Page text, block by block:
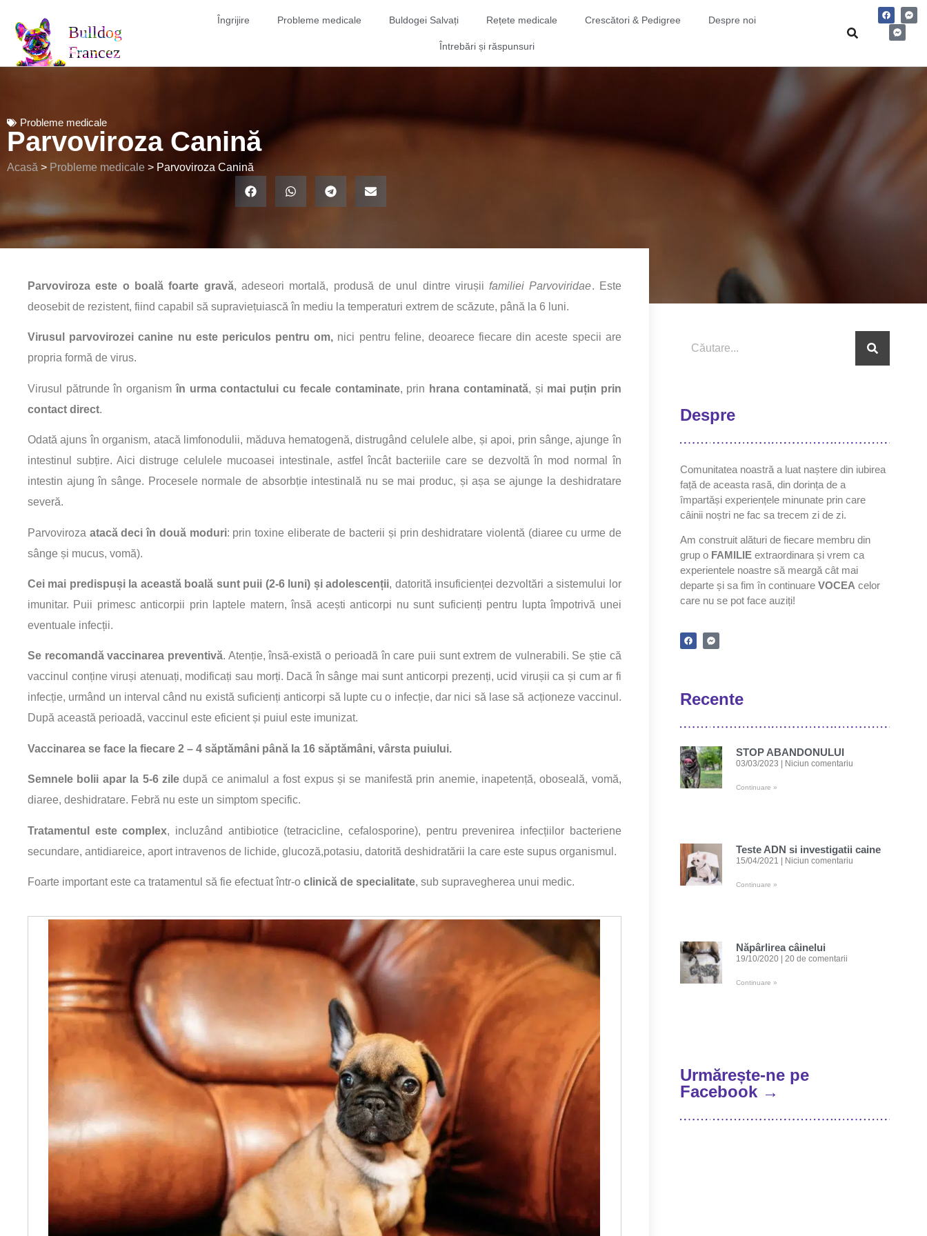
Îngrijire Probleme medicale Buldogei Salvați Rețete medicale Crescători & Pedigree Despre noi
Întrebări și răspunsuri
Probleme medicale
Parvoviroza Canină
Acasă > Probleme medicale > Parvoviroza Canină
Parvoviroza este o boală foarte gravă, adeseori mortală, produsă de unul dintre virușiifamiliei Parvoviridae. Este
deosebit de rezistent, fiind capabil să supraviețuiască în mediu la temperaturi extrem de scăzute, până la 6 luni.
Virusul parvovirozei canine nu este periculos pentru om, nici pentru feline, deoarece fiecare din aceste specii are
propria formă de virus.
Virusul pătrunde în organismîn urma contactului cu fecale contaminate, prin hrana contaminată, și mai puțin prin
contact direct.
Odată ajuns în organism, atacă limfonodulii, măduva hematogenă, distrugând celulele albe, și apoi, prin sânge, ajunge în
intestinul subțire. Aici distruge celulele mucoasei intestinale, astfel încât bacteriile care se dezvoltă în mod normal în
intestin ajung în sânge. Procesele normale de absorbție intestinală nu se mai produc, și așa se ajunge la deshidratare
severă.
Parvoviroza atacă deci în două moduri: prin toxine eliberate de bacterii și prin deshidratare violentă (diaree cu urme de
sânge și mucus, vomă).
Cei mai predispuși la această boală sunt puii (2-6 luni) și adolescenții, datorită insuficienței dezvoltări a sistemului lor
imunitar. Puii primesc anticorpii prin laptele matern, însă acești anticorpi nu sunt suficienți pentru lupta împotrivă unei
eventuale infecții.
Se recomandă vaccinarea preventivă. Atenție, însă-există o perioadă în care puii sunt extrem de vulnerabili. Se știe că
vaccinul conține viruși atenuați, modificați sau morți. Dacă în sânge mai sunt anticorpi prezenți, ucid virușii ca și cum ar fi
infecție, urmând un interval când nu există suficienți anticorpi să lupte cu o infecție, dar nici să lase să acționeze vaccinul.
După această perioadă, vaccinul este eficient și puiul este imunizat.
Vaccinarea se face la fiecare 2 – 4 săptămâni până la 16 săptămâni, vârsta puiului.
Semnele bolii apar la 5-6 zile după ce animalul a fost expus și se manifestă prin anemie, inapetență, oboseală, vomă,
diaree, deshidratare. Febră nu este un simptom specific.
Tratamentul este complex, incluzând antibiotice (tetracicline, cefalosporine), pentru prevenirea infecțiilor bacteriene
secundare, antidiareice, aport intravenos de lichide, glucoză,potasiu, datorită deshidratării la care este supus organismul.
Foarte important este ca tratamentul să fie efectuat într-o clinică de specialitate, sub supravegherea unui medic.
Despre
Comunitatea noastră a luat naștere din iubirea
față de aceasta rasă, din dorința de a
împartăși experiențele minunate prin care
câinii noștri ne fac sa trecem zi de zi.
Am construit alături de fiecare membru din
grup o FAMILIEextraordinara și vrem ca
experientele noastre să meargă cât mai
departe și sa fim în continuare VOCEA celor
care nu se pot face auziți!
Recente
STOP ABANDONULUI
03/03/2023 Niciun comentariu
Continuare »
Teste ADN si investigatii caine
15/04/2021 Niciun comentariu
Continuare »
Năpârlirea câinelui
19/10/2020 20 de comentarii
Continuare »
Urmărește-ne pe
Facebook →